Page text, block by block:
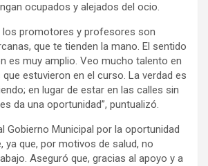
ocupados y alejados del ocio.
los promotores y profesores son
que te tienden la mano. El sentido
es muy amplio. Veo mucho talento en
estuvieron en el curso. La verdad es
en lugar de estar en las calles sin
da una oportunidad”, puntualizó.
Gobierno Municipal por la oportunidad
ya que, por motivos de salud, no
Aseguró que, gracias al apoyo y a